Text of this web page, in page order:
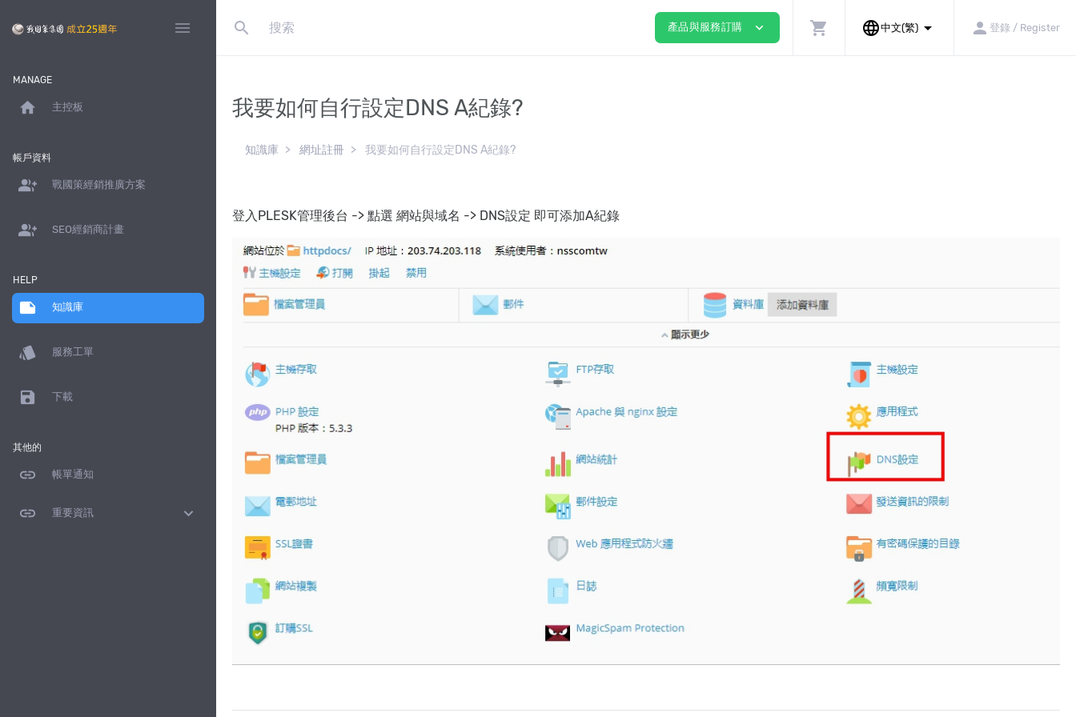
menu search 產品與服務訂購 expand_more shopping_cart language中文(繁) arrow_drop_down person 登錄 / Register
MANAGE
home 主控板
帳戶資料
group_add 戰國策經銷推廣方案
group_add SEO經銷商計畫
HELP
note 知識庫
style 服務工單
save 下載
其他的
link 帳單通知
link 重要資訊 expand_more
我要如何自行設定DNS A紀錄?
知識庫 網址註冊 我要如何自行設定DNS A紀錄?
登入PLESK管理後台 -> 點選 網站與域名 -> DNS設定 即可添加A紀錄